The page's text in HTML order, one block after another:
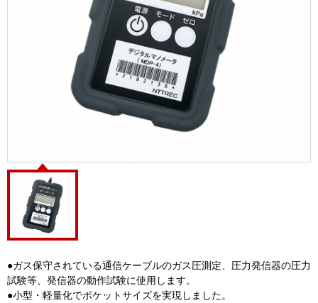
●ガス保守されている通信ケーブルのガス圧測定、圧力発信器の圧力
試験等、発信器の動作試験に使用します。
●小型・軽量化でポケットサイズを実現しました。